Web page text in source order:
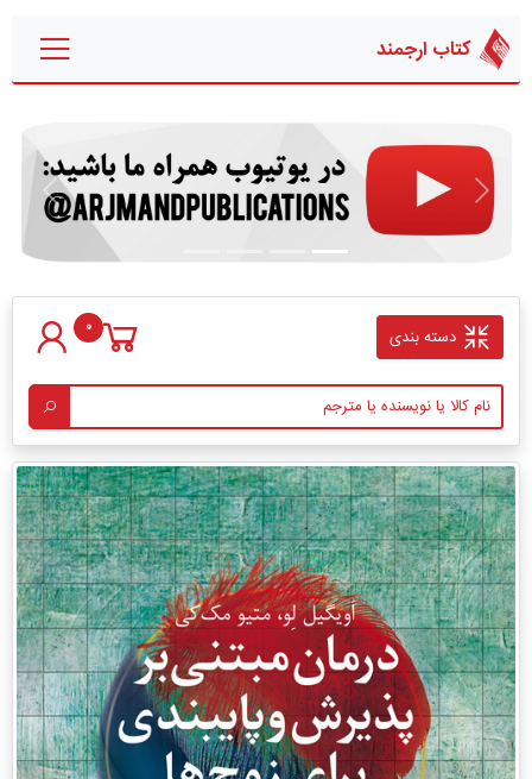
کتاب ارجمند
قبلی بعدی
دسته بندی 0